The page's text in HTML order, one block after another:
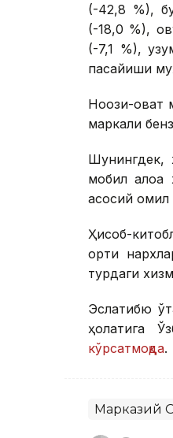
(-42,8 %),
(-18,0 %),
(-7,1 %),
пасайиши
Ноозиқ-
маркали
Шунингдек,
мобил
асосий омил
Ҳисоб-
ортиқ
турдаги
Эслатибю
ҳолатига
кўрсатмоқда.
Марказий